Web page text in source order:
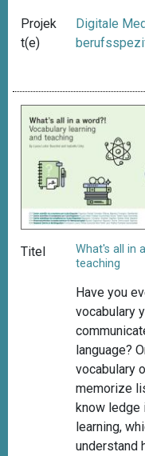
Projek
t(e)
Digitale
Titel
What's all in
teaching
Have you
vocabulary
language?
vocabulary
memorize
know ledge
learning,
understand